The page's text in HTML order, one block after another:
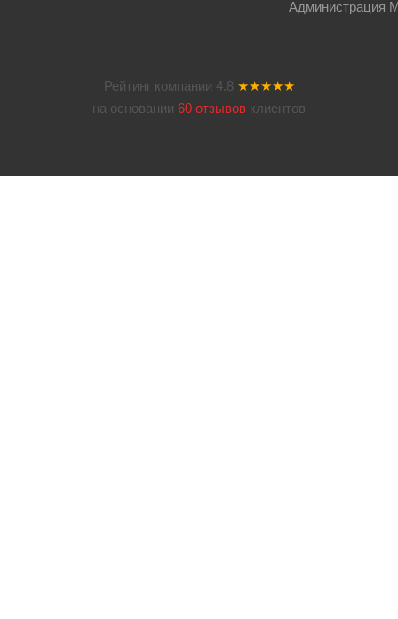
Администрация
Рейтинг компании 4.8 ★★★★★
на основании 60 отзывов клиентов